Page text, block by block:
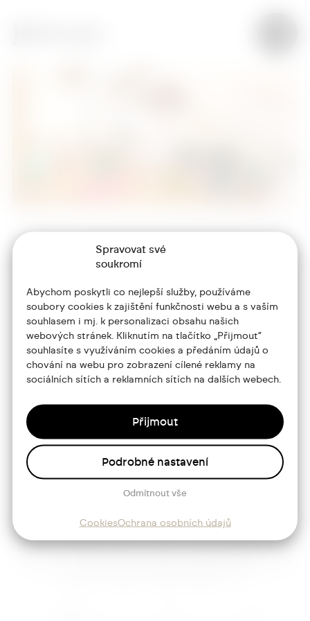
Spravovat své
soukromí
Abychom poskytli co nejlepší služby, používáme
soubory cookies k zajištění funkčnosti webu a s vaším
souhlasem i mj. k personalizaci obsahu našich
webových stránek. Kliknutím na tlačítko „Přijmout“
souhlasíte s využíváním cookies a předáním údajů o
chování na webu pro zobrazení cílené reklamy na
sociálních sítích a reklamních sítích na dalších webech.
Přijmout
Odmítnout vše
Podrobné nastavení
CookiesOchrana osobních údajů
Portfolio
O mně
Služby
Blog
Kontakt
+420 773 986 416
Josef